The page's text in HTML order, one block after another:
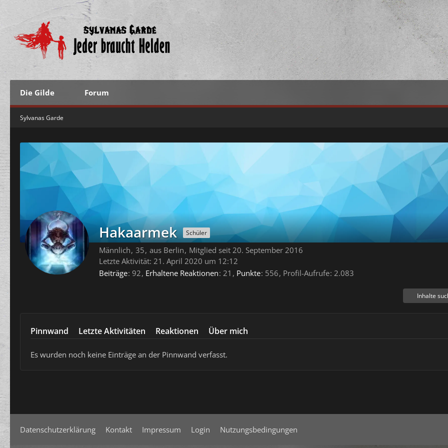
Die Gilde Forum
Sylvanas Garde
Hakaarmek Schüler
Männlich 35 aus Berlin Mitglied seit 20. September 2016
Letzte Aktivität: 21. April 2020 um 12:12
Beiträge 92 Erhaltene Reaktionen 21 Punkte 556 Profil-Aufrufe 2.083
Inhalte
Pinnwand Letzte Aktivitäten Reaktionen Über mich
Es wurden noch keine Einträge an der Pinnwand verfasst.
Datenschutzerklärung Kontakt Impressum Login Nutzungsbedingungen